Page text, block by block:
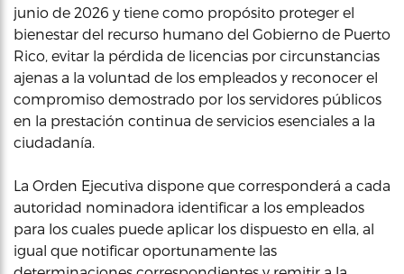
junio de 2026 y tiene como propósito proteger el
bienestar del recurso humano del Gobierno de Puerto
Rico, evitar la pérdida de licencias por circunstancias
ajenas a la voluntad de los empleados y reconocer el
compromiso demostrado por los servidores públicos
en la prestación continua de servicios esenciales a la
ciudadanía.
La Orden Ejecutiva dispone que corresponderá a cada
autoridad nominadora identificar a los empleados
para los cuales puede aplicar los dispuesto en ella, al
igual que notificar oportunamente las